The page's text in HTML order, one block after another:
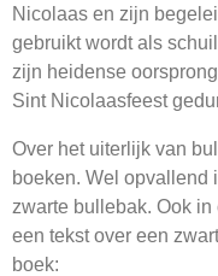
Nicolaas en zijn
gebruikt wordt als
zijn heidense
Sint Nicolaasfeest
Over het uiterlijk van
boeken. Wel opvallend
zwarte bullebak. Ook
een tekst over een
boek: